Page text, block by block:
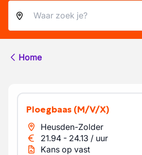
Home
Ploegbaas (M/V/X)
Heusden-Zolder
21.94 - 24.13 / uur
Kans op vast